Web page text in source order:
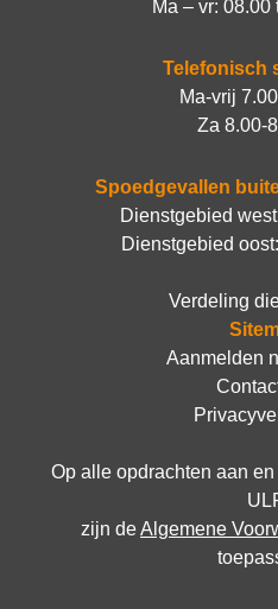
Ma – vr: 08.00
Telefonisch
Ma-vrij
Za 8.00-
Spoedgevallen
Dienstgebied
Dienstgebied oost:
Verdeling
Aanmelden
Op alle opdrachten aan
zijn deAlgemene